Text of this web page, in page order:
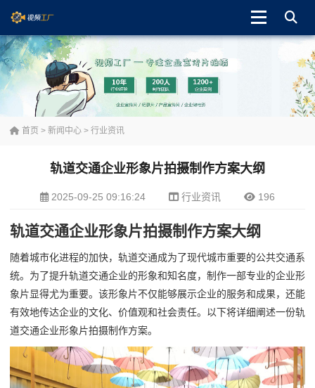
首页 > 新闻中心 > 行业资讯
轨道交通企业形象片拍摄制作方案大纲
2025-09-25 09:16:24 行业资讯 196
轨道交通企业形象片拍摄制作方案大纲
随着城市化进程的加快，轨道交通成为了现代城市重要的公共交通系
统。为了提升轨道交通企业的形象和知名度，制作一部专业的企业形
象片显得尤为重要。该形象片不仅能够展示企业的服务和成果，还能
有效地传达企业的文化、价值观和社会责任。以下将详细阐述一份轨
道交通企业形象片拍摄制作方案。